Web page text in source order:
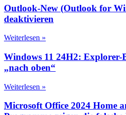
Outlook-New (Outlook for
deaktivieren
Weiterlesen »
Windows 11 24H2: Explorer-
„nach oben“
Weiterlesen »
Microsoft Office 2024 Home